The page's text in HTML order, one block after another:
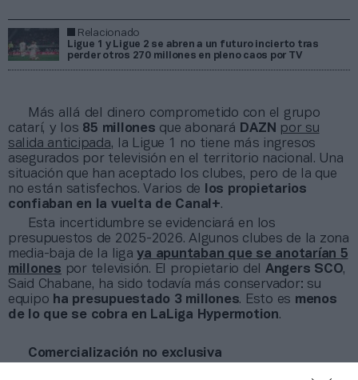
Relacionado
Ligue 1 y Ligue 2 se abren a un futuro incierto tras
perder otros 270 millones en pleno caos por TV
Más allá del dinero comprometido con el grupo
catarí, y los 85 millones que abonará DAZN por su
salida anticipada, la Ligue 1 no tiene más ingresos
asegurados por televisión en el territorio nacional. Una
situación que han aceptado los clubes, pero de la que
no están satisfechos. Varios de
los propietarios
confiaban en la vuelta de Canal+.
Esta incertidumbre se evidenciará en los
presupuestos de 2025-2026. Algunos clubes de la zona
media-baja de la ligaya apuntaban que se anotarían 5
millones por televisión. El propietario del Angers SCO,
Said Chabane, ha sido todavía más conservador: su
equipo ha presupuestado 3 millones. Esto es menos
de lo que se cobra en LaLiga Hypermotion.
Comercialización no exclusiva